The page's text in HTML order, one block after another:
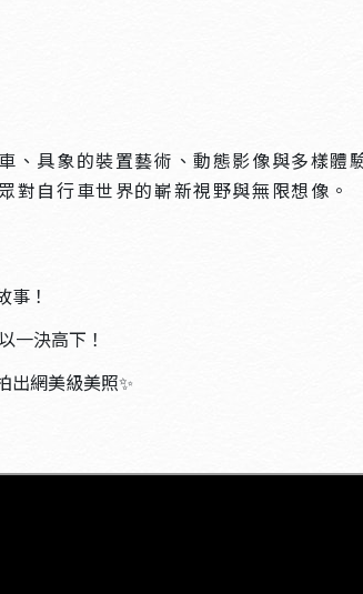
、具象的裝置藝術、動態影像與多樣體
對自行車世界的嶄新視野與無限想像。
事！
一決高下！
出網美級美照✨